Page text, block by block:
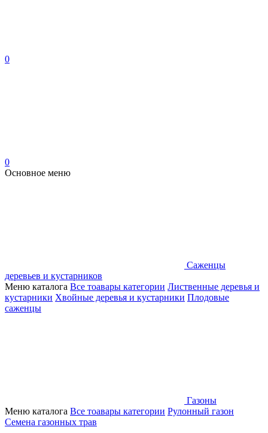
0
0
Основное меню
Саженцы
деревьев и кустарников
Меню каталога Все тоавары категории Лиственные деревья и
кустарники Хвойные деревья и кустарники Плодовые
саженцы
Газоны
Меню каталога Все тоавары категории Рулонный газон
Семена газонных трав